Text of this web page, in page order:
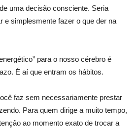
uma decisão consciente. Seria
e simplesmente fazer o que der na
para o nosso cérebro é
É aí que entram os hábitos.
faz sem necessariamente prestar
Para quem dirige a muito tempo,
ao momento exato de trocar a